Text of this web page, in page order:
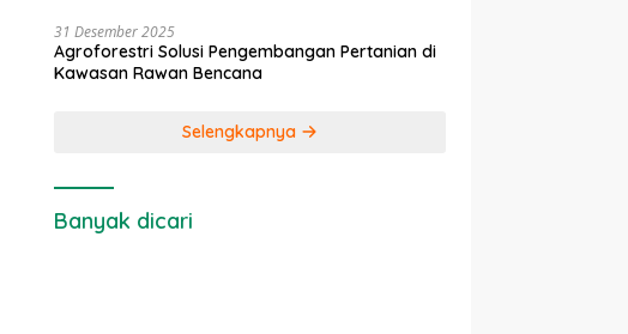
31 Desember 2025
Agroforestri Solusi Pengembangan Pertanian di
Kawasan Rawan Bencana
Selengkapnya
Banyak dicari